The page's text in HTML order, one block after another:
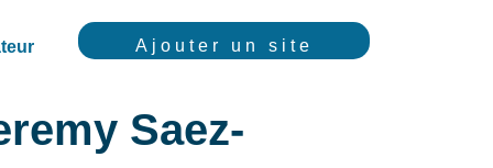
Ajouter un site
Saez-